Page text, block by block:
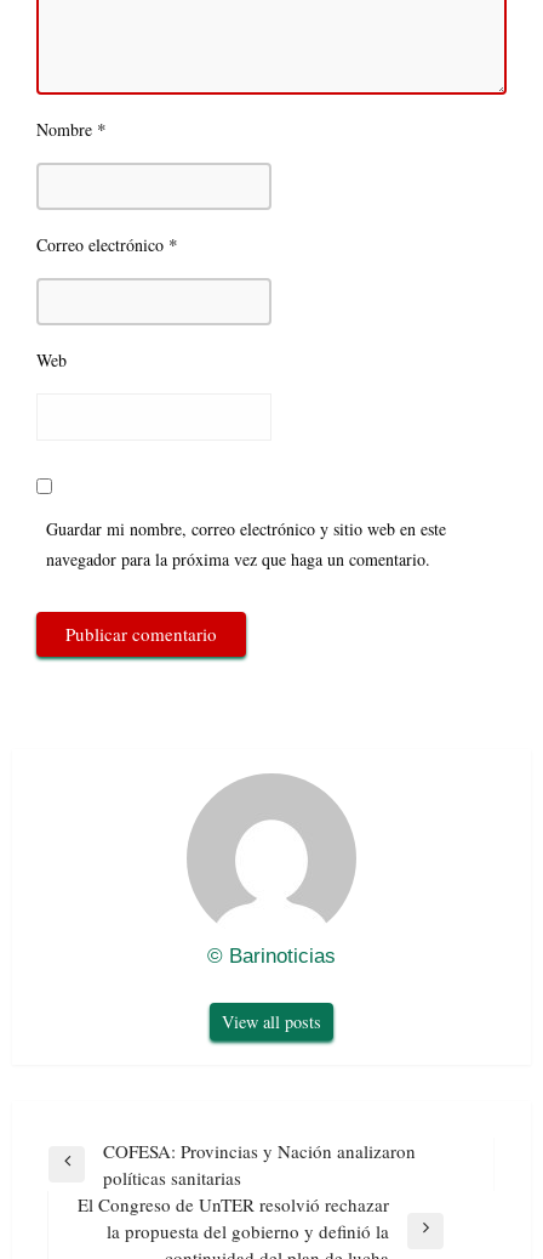
Nombre *
Correo electrónico *
Web
Guardar mi nombre, correo electrónico y sitio web en este
navegador para la próxima vez que haga un comentario.
© Barinoticias
View all posts
Navegación
entradas
Previous
Post
COFESA: Provincias y Nación analizaron
políticas sanitarias
El Congreso de UnTER resolvió rechazar
la propuesta del gobierno y definió la